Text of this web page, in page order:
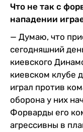
Что не так с
нападении
— Думаю, что
сегодняшний
киевского
киевском клубе
играл против
оборона у них
Форварды его
агрессивны в